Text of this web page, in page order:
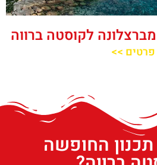
מברצלונה לקוסטה ברווה
פרטים >>
החופשה